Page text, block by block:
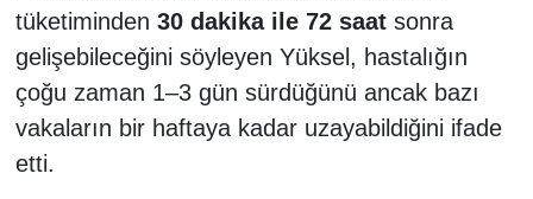
tüketiminden 30 dakika ile 72 saatsonra
gelişebileceğini söyleyen Yüksel, hastalığın
çoğu zaman 1–3 gün sürdüğünü ancak bazı
vakaların bir haftaya kadar uzayabildiğini ifade
etti.